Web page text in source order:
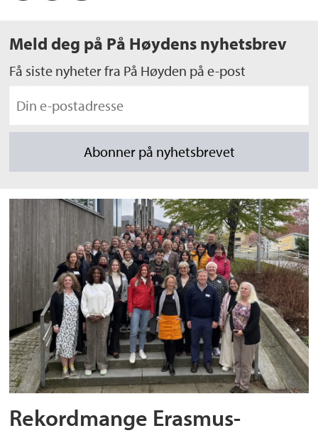
Meld deg på På Høydens nyhetsbrev
Få siste nyheter fra På Høyden på e-post
Rekordmange Erasmus-